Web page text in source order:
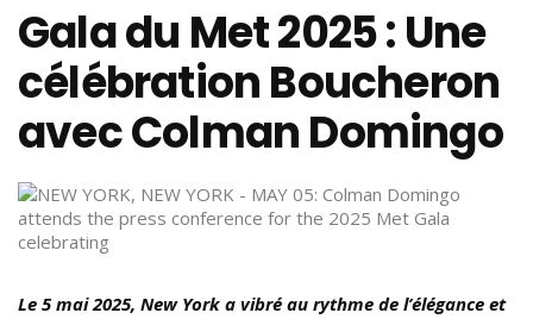
Gala du Met 2025 : Une
célébration Boucheron
avec Colman Domingo
Le 5 mai 2025, New York a vibré au rythme de l’élégance et